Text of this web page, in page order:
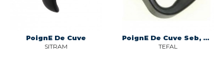
PoignE De Cuve
SITRAM
PoignE De Cuve Seb, Moulinex, Krups, Tefal, Rowenta
TEFAL